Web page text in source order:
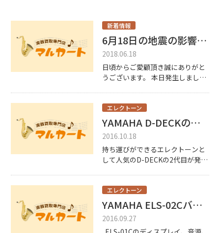
新着情報
6月18日の地震の影響につきまして。
2018.06.18
日頃からご愛顧頂き誠にありがと
うございます。 本日発生しました
た、店舗での対応も難しい状況で
す。 追って更新したしますので、
何卒よろしくお願い申し上げま
す。 […]
エレクトーン
YAMAHA D-DECKの後継機、ELC-02が発表されました！
2016.10.18
持ち運びができるエレクトーンと
して人気のD-DECKの2代目が発表
http://jp.yamaha.com/products/
musical-i […]
エレクトーン
YAMAHA ELS-02Cバイタライズです！ついでにELS-02Cとの違い！
2016.09.27